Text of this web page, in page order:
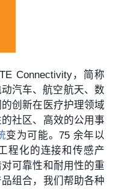
Connectivity，简称
汽车、航空航天、数
创新在医疗护理领域
社区、高效的公用事
变为可能。75 余年以
程化的连接和传感产
可靠性和耐用性的重
组合，我们帮助各种